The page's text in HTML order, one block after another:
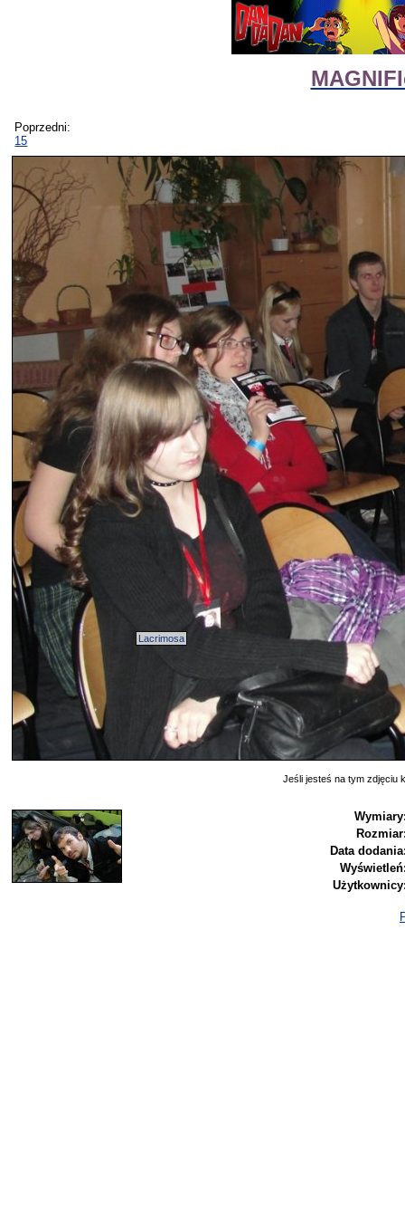
Poprzedni:
15
Lacrimosa
Jeśli jesteś na tym zdjęciu
Data